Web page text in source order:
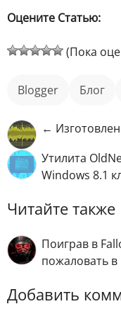
Оцените Статью:
(Пока
Blogger блог
←
Утилита
Windows 8.1
Читайте также
Поиграв в
пожаловать
Добавить